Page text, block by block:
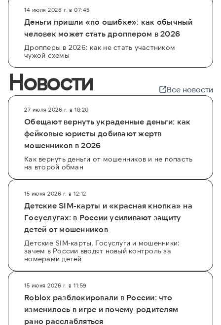
14 июля 2026 г. в 07:45
Деньги пришли «по ошибке»: как обычный
человек может стать дроппером в 2026
Дропперы в 2026: как не стать участником
чужой схемы
Новости Все новости
27 июля 2026 г. в 18:20
Обещают вернуть украденные деньги: как
фейковые юристы добивают жертв
мошенников в 2026
Как вернуть деньги от мошенников и не попасть
на второй обман
15 июня 2026 г. в 12:12
Детские SIM-карты и «красная кнопка» на
Госуслугах: в России усиливают защиту
детей от мошенников
Детские SIM-карты, Госуслуги и мошенники:
зачем в России вводят новый контроль за
номерами детей
15 июня 2026 г. в 11:59
Roblox разблокировали в России: что
изменилось в игре и почему родителям
рано расслабляться